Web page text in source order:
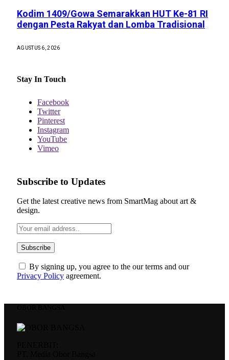
Kodim 1409/Gowa Semarakkan HUT Ke-81 RI
dengan Pesta Rakyat dan Lomba Tradisional
AGUSTUS 6, 2026
Stay In Touch
Facebook
Twitter
Pinterest
Instagram
YouTube
Vimeo
Subscribe to Updates
Get the latest creative news from SmartMag about art &
design.
By signing up, you agree to the our terms and our
Privacy Policy agreement.